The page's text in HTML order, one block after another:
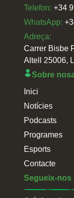
Telefon: +34
WhatsApp:
Adreça:
Carrer Bisbe
Altell 25006,
Sobre
Inici
Notícies
Podcasts
Programes
Esports
Contacte
Segueix-nos